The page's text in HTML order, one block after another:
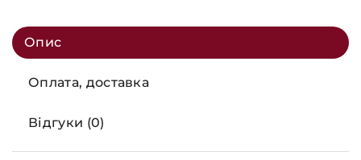
Опис
Оплата, доставка
Відгуки (0)